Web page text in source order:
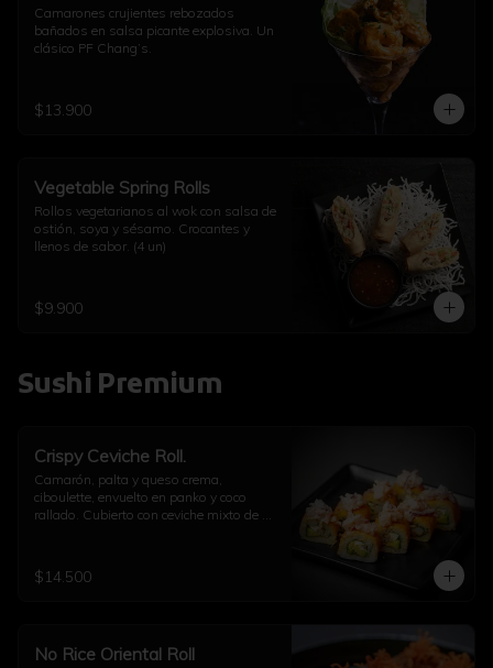
Camarones crujientes rebozados
bañados en salsa picante explosiva. Un
clásico PF Chang’s.
$13.900
Vegetable Spring Rolls
Rollos vegetarianos al wok con salsa de
ostión, soya y sésamo. Crocantes y
llenos de sabor. (4 un)
$9.900
Sushi Premium
Crispy Ceviche Roll.
Camarón, palta y queso crema,
ciboulette, envuelto en panko y coco
rallado. Cubierto con ceviche mixto de
$14.500
No Rice Oriental Roll